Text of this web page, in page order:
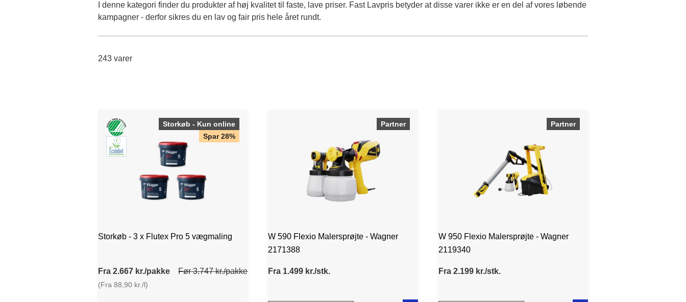
I denne kategori finder du produkter af høj kvalitet til faste, lave priser. Fast Lavpris betyder at disse varer ikke er en del af vores løbende
kampagner - derfor sikres du en lav og fair pris hele året rundt.
243 varer
Storkøb - Kun online
Spar 28%
Storkøb - 3 x Flutex Pro 5 vægmaling
Fra 2.667 kr./pakke
(Fra 88,90 kr./l)
Før 3.747 kr./pakke
Partner
W 590 Flexio Malersprøjte - Wagner
2171388
Fra 1.499 kr./stk.
Partner
W 950 Flexio Malersprøjte - Wagner
2119340
Fra 2.199 kr./stk.